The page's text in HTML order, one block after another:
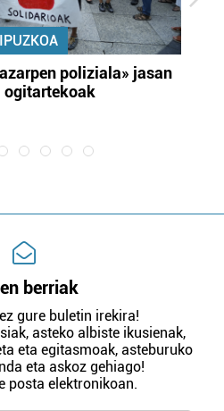
poliziala» jasan
ogitartekoak
berriak
gure buletin irekira!
asteko albiste ikusienak,
eta egitasmoak, asteburuko
eta askoz gehiago!
posta elektronikoan.